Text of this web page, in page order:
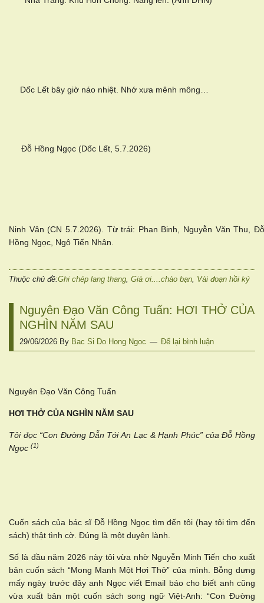
Dốc Lết bây giờ náo nhiệt. Nhớ xưa mênh mông…
Đỗ Hồng Ngọc (Dốc Lết, 5.7.2026)
Ninh Vân (CN 5.7.2026). Từ trái: Phan Binh, Nguyễn Văn Thu, Đỗ
Hồng Ngọc, Ngô Tiến Nhân.
Thuộc chủ đề:Ghi chép lang thang Già ơi....chào bạn Vài đoạn hồi ký
Nguyên Đạo Văn Công Tuấn: HƠI THỞ CỦA
NGHÌN NĂM SAU
29/06/2026 By Bac Si Do Hong Ngoc Để lại bình luận
Nguyên Đạo Văn Công Tuấn
HƠI THỞ CỦA NGHÌN NĂM SAU
Tôi đọc “Con Đường Dẫn Tới An Lạc & Hạnh Phúc” của Đỗ Hồng
Ngọc (1)
Cuốn sách của bác sĩ Đỗ Hồng Ngọc tìm đến tôi (hay tôi tìm đến
sách) thật tình cờ. Đúng là một duyên lành.
Số là đầu năm 2026 này tôi vừa nhờ Nguyễn Minh Tiến cho xuất
bản cuốn sách “Mong Manh Một Hơi Thở” của mình. Bỗng dưng
mấy ngày trước đây anh Ngọc viết Email báo cho biết anh cũng
vừa xuất bản một cuốn sách song ngữ Việt-Anh: “Con Đường